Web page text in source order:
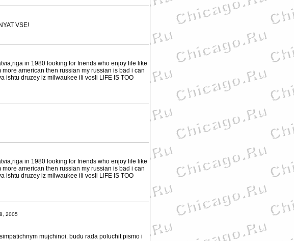
VSE!
in 1980 looking for friends who enjoy life like
american then russian my russian is bad i can
ishtu druzey iz milwaukee ili vosli LIFE IS TOO
in 1980 looking for friends who enjoy life like
american then russian my russian is bad i can
ishtu druzey iz milwaukee ili vosli LIFE IS TOO
2005
mujchinoi. budu rada poluchit pismo i